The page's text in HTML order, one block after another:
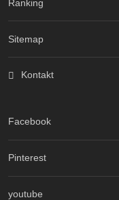
Ranking
Sitemap
Kontakt
Facebook
Pinterest
youtube